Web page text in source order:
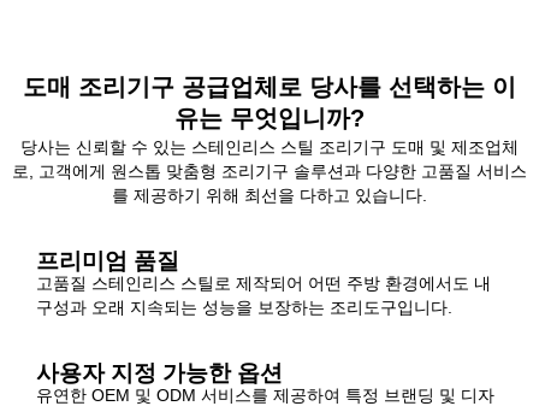
도매 조리기구 공급업체로 당사를 선택하는 이
유는 무엇입니까?
당사는 신뢰할 수 있는 스테인리스 스틸 조리기구 도매 및 제조업체
로, 고객에게 원스톱 맞춤형 조리기구 솔루션과 다양한 고품질 서비스
를 제공하기 위해 최선을 다하고 있습니다.
프리미엄 품질
고품질 스테인리스 스틸로 제작되어 어떤 주방 환경에서도 내
구성과 오래 지속되는 성능을 보장하는 조리도구입니다.
사용자 지정 가능한 옵션
유연한 OEM 및 ODM 서비스를 제공하여 특정 브랜딩 및 디자